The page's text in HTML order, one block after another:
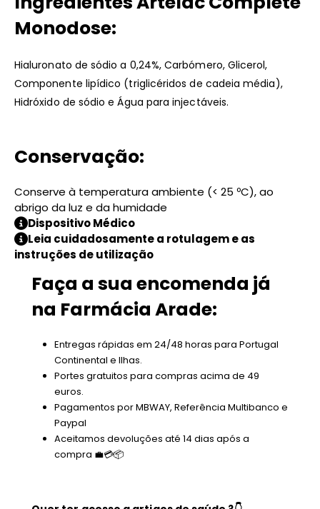
Monodose:
Hialuronato de sódio a 0,24%, Carbómero, Glicerol,
Componente lipídico (triglicéridos de cadeia média),
Hidróxido de sódio e Água para injectáveis.
Conservação:
Conserve à temperatura ambiente (< 25 ºC), ao
abrigo da luz e da humidade
Dispositivo Médico
Leia cuidadosamente a rotulagem e as
instruções de utilização
Faça a sua encomenda já
na Farmácia Arade:
Entregas rápidas em 24/48 horas para Portugal
Continental e Ilhas.
Portes gratuitos para compras acima de 49
euros.
Pagamentos por MBWAY, Referência Multibanco e
Paypal
Aceitamos devoluções até 14 dias após a
compra 💼💳📦